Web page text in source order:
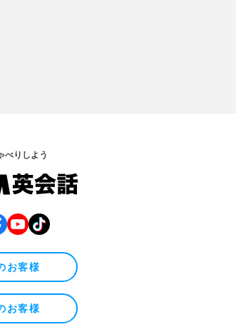
べりしよう
お客様
お客様